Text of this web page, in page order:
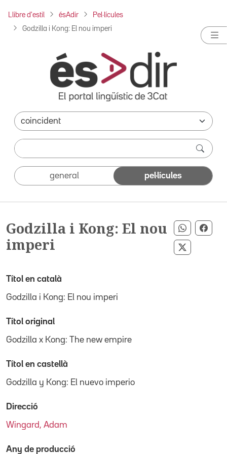
Llibre d'estil ésAdir Pel·lícules
Godzilla i Kong: El nou imperi
general pel·lícules
Godzilla i Kong: El nou
imperi
Compartir
Compartir
Títol en català
Godzilla i Kong: El nou imperi
Títol original
Godzilla x Kong: The new empire
Títol en castellà
Godzilla y Kong: El nuevo imperio
Direcció
Wingard, Adam
Any de producció